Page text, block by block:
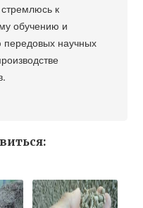
к
обучению и
научных